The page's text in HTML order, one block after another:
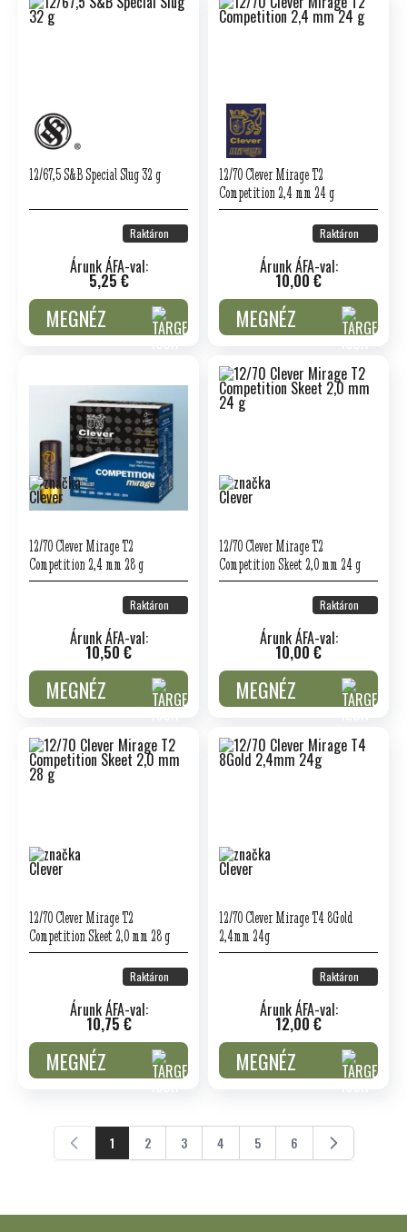
12/67,5 S&B Special Slug 32 g
Raktáron
Árunk ÁFA-val:
5,25 €
MEGNÉZ
12/70 Clever Mirage T2
Competition 2,4 mm 24 g
Raktáron
Árunk ÁFA-val:
10,00 €
MEGNÉZ
12/70 Clever Mirage T2
Competition 2,4 mm 28 g
Raktáron
Árunk ÁFA-val:
10,50 €
MEGNÉZ
12/70 Clever Mirage T2
Competition Skeet 2,0 mm 24 g
Raktáron
Árunk ÁFA-val:
10,00 €
MEGNÉZ
12/70 Clever Mirage T2
Competition Skeet 2,0 mm 28 g
Raktáron
Árunk ÁFA-val:
10,75 €
MEGNÉZ
12/70 Clever Mirage T4 8Gold
2,4mm 24g
Raktáron
Árunk ÁFA-val:
12,00 €
MEGNÉZ
Jelenleg ezt az oldalt olvassa
1 Oldal
2 Oldal
3 Oldal
4 Oldal
5 Oldal
6